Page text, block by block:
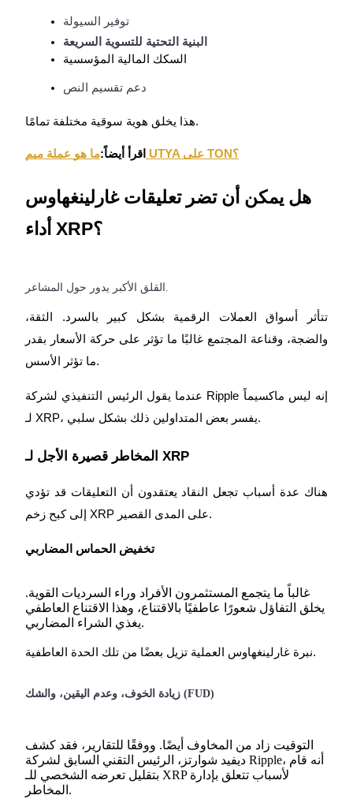
شركاء Bitrue
تصل العمولات إلى 65٪!
الإحالة
Share 500000 CASHCAT prize pool
Exclusive for BitMart Users
Register & Trade to Win 500,000 USDT
Precious Metals Trading Carnival
Trade Gold & Silver · 33,333 USDT Bonus
New Listing Futures Fest
Trade New Futures, Win 200,000 USDT
توفير السيولة
البنية التحتية للتسوية السريعة
السكك المالية المؤسسية
دعم تقسيم النص
هذا يخلق هوية سوقية مختلفة تمامًا.
اقرأ أيضاً: ما هو عملة ميم UTYA على TON؟
هل يمكن أن تضر تعليقات غارلينغهاوس
أداء XRP؟
القلق الأكبر يدور حول المشاعر.
تتأثر أسواق العملات الرقمية بشكل كبير بالسرد. الثقة،
والضجة، وقناعة المجتمع غالبًا ما تؤثر على حركة الأسعار بقدر
ما تؤثر الأسس.
عندما يقول الرئيس التنفيذي لشركة Ripple إنه ليس ماكسيماً
لـ XRP، يفسر بعض المتداولين ذلك بشكل سلبي.
المخاطر قصيرة الأجل لـ XRP
هناك عدة أسباب تجعل النقاد يعتقدون أن التعليقات قد تؤدي
إلى كبح زخم XRP على المدى القصير.
تخفيض الحماس المضاربي
غالباً ما يتجمع المستثمرون الأفراد وراء السرديات القوية.
يخلق التفاؤل شعورًا عاطفيًا بالاقتناع، وهذا الاقتناع العاطفي
يغذي الشراء المضاربي.
نبرة غارلينغهاوس العملية تزيل بعضًا من تلك الحدة العاطفية.
زيادة الخوف، وعدم اليقين، والشك (FUD)
التوقيت زاد من المخاوف أيضًا. ووفقًا للتقارير، فقد كشف
ديفيد شوارتز، الرئيس التقني السابق لشركة Ripple، أنه قام
بتقليل تعرضه الشخصي للـ XRP لأسباب تتعلق بإدارة
المخاطر.